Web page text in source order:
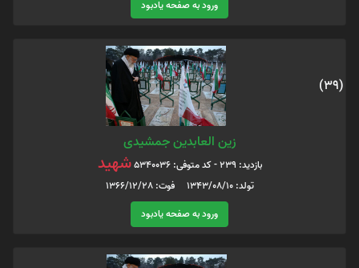
ورود به صفحه یادبود
(39)
زین العابدین جمشیدی
بازدید: 239 - کد متوفی: 5340036 شهید
تولد: 1343/08/10 فوت: 1366/12/28
ورود به صفحه یادبود